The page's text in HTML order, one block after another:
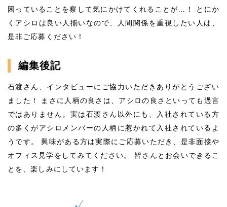
困っていることを察して気にかけてくれることが…！ とにか
くアシロは良い人揃いなので、人間関係を重視したい人は、
是非ご応募ください！
編集後記
石渡さん、インタビューにご協力いただきありがとうござい
ました！ まさに人柄の良さは、アシロの良さといっても過言
ではありません。実は石渡さん以外にも、入社されている方
の多くがアシロメンバーの人柄に惹かれて入社されているよ
うです。 興味がある方は実際にご応募いただき、是非面接や
オフィス見学をしてみてください。 皆さんとお会いできるこ
とを、楽しみにしています！